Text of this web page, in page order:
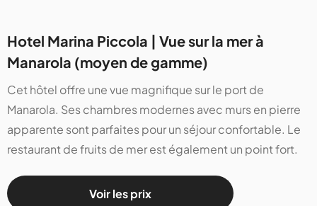
Hotel Marina Piccola | Vue sur la mer à
Manarola (moyen de gamme)
Cet hôtel offre une vue magnifique sur le port de
Manarola. Ses chambres modernes avec murs en pierre
apparente sont parfaites pour un séjour confortable. Le
restaurant de fruits de mer est également un point fort.
Voir les prix